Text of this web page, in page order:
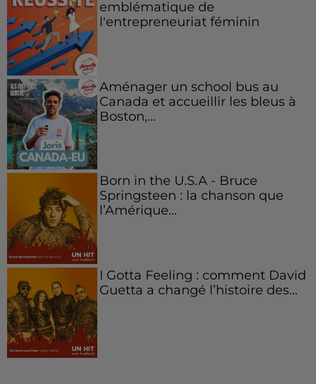
emblématique de
l'entrepreneuriat féminin
Aménager un school bus au
Canada et accueillir les bleus à
Boston,...
Born in the U.S.A - Bruce
Springsteen : la chanson que
l’Amérique...
I Gotta Feeling : comment David
Guetta a changé l’histoire des...